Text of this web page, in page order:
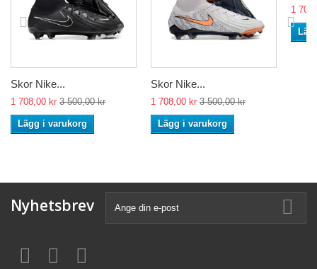
Skor Nike...
1 708,00 kr 3 500,00 kr
Lägg i varukorg
Skor Nike...
1 708,00 kr 3 500,00 kr
Lägg i varukorg
1
Nyhetsbrev